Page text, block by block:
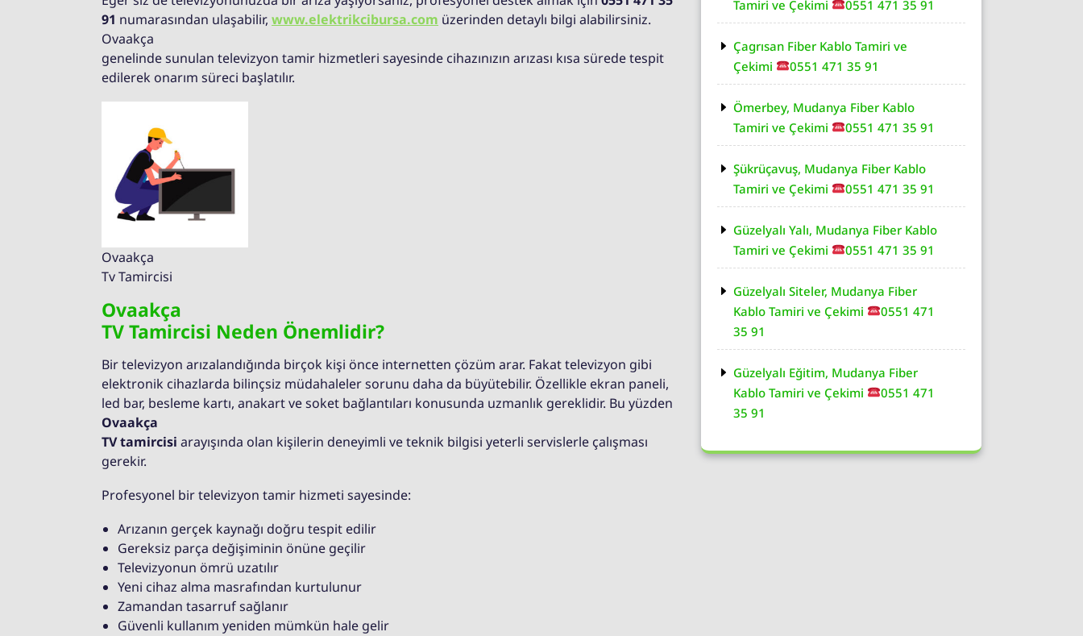
91 numarasından ulaşabilir, www.elektrikcibursa.com üzerinden detaylı bilgi alabilirsiniz.
Ovaakça
genelinde sunulan televizyon tamir hizmetleri sayesinde cihazınızın arızası kısa sürede tespit
edilerek onarım süreci başlatılır.
Ovaakça
Tv Tamircisi
Ovaakça
TV Tamircisi Neden Önemlidir?
Bir televizyon arızalandığında birçok kişi önce internetten çözüm arar. Fakat televizyon gibi
elektronik cihazlarda bilinçsiz müdahaleler sorunu daha da büyütebilir. Özellikle ekran paneli,
led bar, besleme kartı, anakart ve soket bağlantıları konusunda uzmanlık gereklidir. Bu yüzden
Ovaakça
TV tamircisi arayışında olan kişilerin deneyimli ve teknik bilgisi yeterli servislerle çalışması
gerekir.
Profesyonel bir televizyon tamir hizmeti sayesinde:
Arızanın gerçek kaynağı doğru tespit edilir
Gereksiz parça değişiminin önüne geçilir
Televizyonun ömrü uzatılır
Yeni cihaz alma masrafından kurtulunur
Zamandan tasarruf sağlanır
Güvenli kullanım yeniden mümkün hale gelir
Tamiri ve Çekimi
0551 471 35 91
Çagrısan Fiber Kablo Tamiri ve
Çekimi
0551 471 35 91
Ömerbey, Mudanya Fiber Kablo
Tamiri ve Çekimi
0551 471 35 91
Şükrüçavuş, Mudanya Fiber Kablo
Tamiri ve Çekimi
0551 471 35 91
Güzelyalı Yalı, Mudanya Fiber Kablo
Tamiri ve Çekimi
0551 471 35 91
Güzelyalı Siteler, Mudanya Fiber
Kablo Tamiri ve Çekimi
0551 471
35 91
Güzelyalı Eğitim, Mudanya Fiber
Kablo Tamiri ve Çekimi
0551 471
35 91